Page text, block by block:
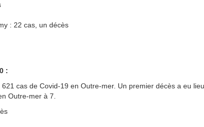
: 22 cas, un décès
:
cas de Covid-19 en Outre-mer. Un premier décès a eu
Outre-mer à 7.